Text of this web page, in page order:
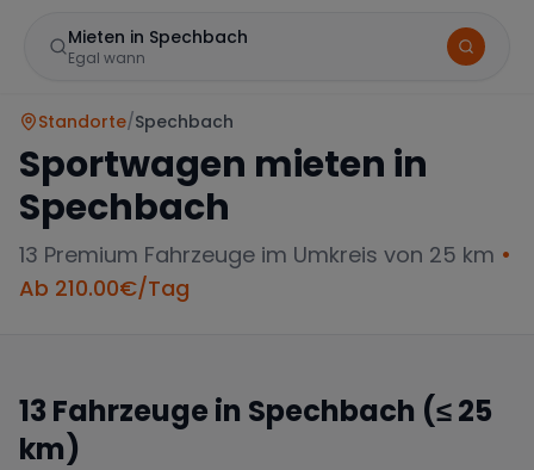
Mieten in Spechbach
Egal wann
Standorte/Spechbach
Sportwagen mieten in
Spechbach
13 Premium Fahrzeuge im Umkreis von 25 km •
Ab 210.00€/Tag
13 Fahrzeuge in Spechbach (≤ 25
km)